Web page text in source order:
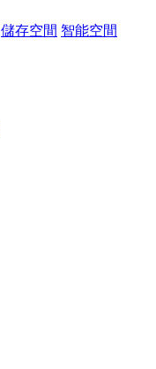
儲存空間 智能空間